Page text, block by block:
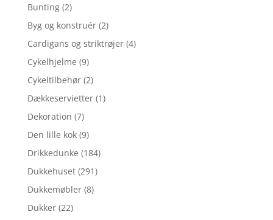
Bunting (2)
Byg og konstruér (2)
Cardigans og striktrøjer (4)
Cykelhjelme (9)
Cykeltilbehør (2)
Dækkeservietter (1)
Dekoration (7)
Den lille kok (9)
Drikkedunke (184)
Dukkehuset (291)
Dukkemøbler (8)
Dukker (22)